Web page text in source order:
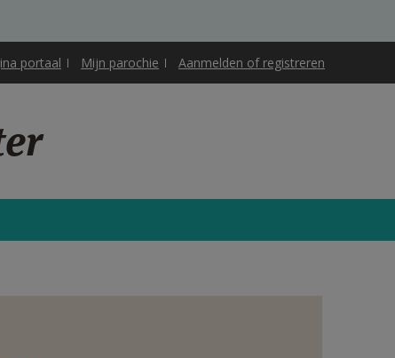
portaal Mijn parochie Aanmelden of registreren